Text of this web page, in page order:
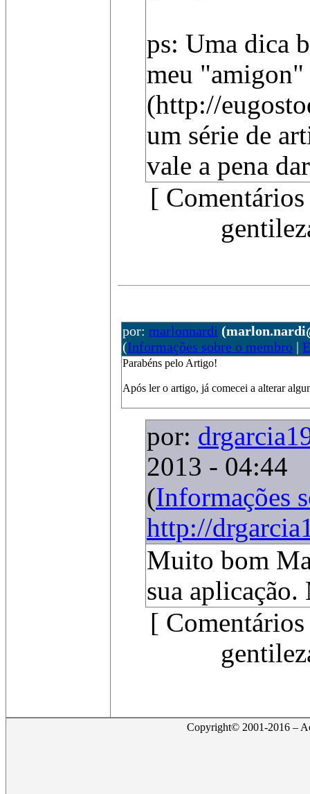
ps: Uma dica
meu
(http://
um série de
vale a pena
[
por: marlonnardi
(Informações sobre o membro |
Parabéns pelo Artigo!
Após ler o artigo, já comecei a alterar
por:
2013 - 04:44
(Informações
http://
Muito bom
sua
[
Copyright© 2001-2016 –